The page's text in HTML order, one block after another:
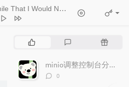
A Smile That I Would Never See Again
- Kitti
Trip)
Kitti Kuremanee
Song Kitti Kuremanee
文
章
评
随
文minio调整控制台分享文件链接的有效期
评
0